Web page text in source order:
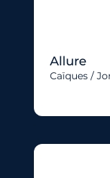
Allure
Caïques /